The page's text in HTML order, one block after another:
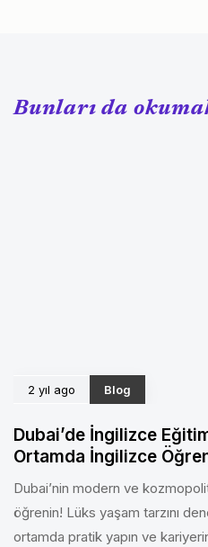
Bunları da
2 yıl ago Blog
Dubai’de İngilizce
Ortamda İngilizce
Dubai’nin modern ve
öğrenin! Lüks yaşam tarzını
ortamda pratik yapın ve